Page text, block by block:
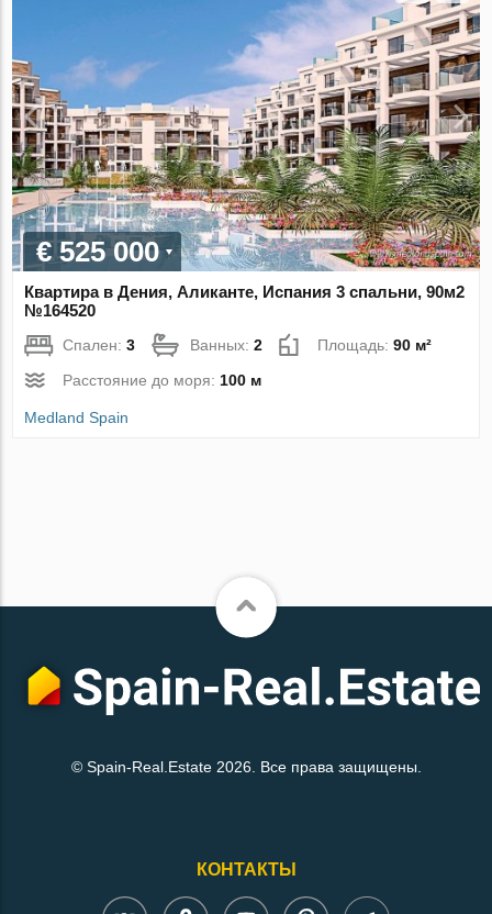
€ 525 000
Квартира в Дения, Аликанте, Испания 3 спальни, 90м2
№164520
Спален:3 Ванных:2 Площадь:90 м²
Расстояние до моря: 100 м
Medland Spain
© Spain-Real.Estate 2026. Все права защищены.
КОНТАКТЫ